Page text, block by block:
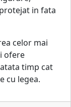
in fata
celor mai
ofere
timp cat
cu legea.